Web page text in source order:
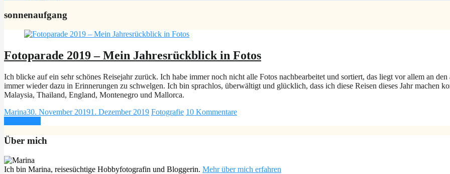
sonnenaufgang
Fotoparade 2019 – Mein Jahresrückblick in Fotos
Ich blicke auf ein sehr schönes Reisejahr zurück. Ich habe immer noch nicht alle Fotos nachbearbeitet und sortiert, das liegt vor allem an
immer wieder dazu in Erinnerungen zu schwelgen. Ich bin sprachlos, überwältigt und glücklich, dass ich diese Reisen dieses Jahr machen
Malaysia, Thailand, England, Montenegro und Mallorca.
Marina30. November 20191. Dezember 2019 Fotografie 10 Kommentare
Über mich
Ich bin Marina, reisesüchtige Hobbyfotografin und Bloggerin. Mehr über mich erfahren